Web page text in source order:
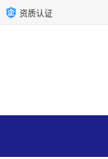
资质认证